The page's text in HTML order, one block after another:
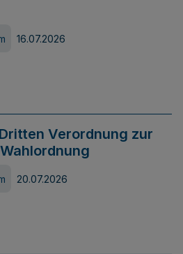
16.07.2026
Verordnung zur
20.07.2026